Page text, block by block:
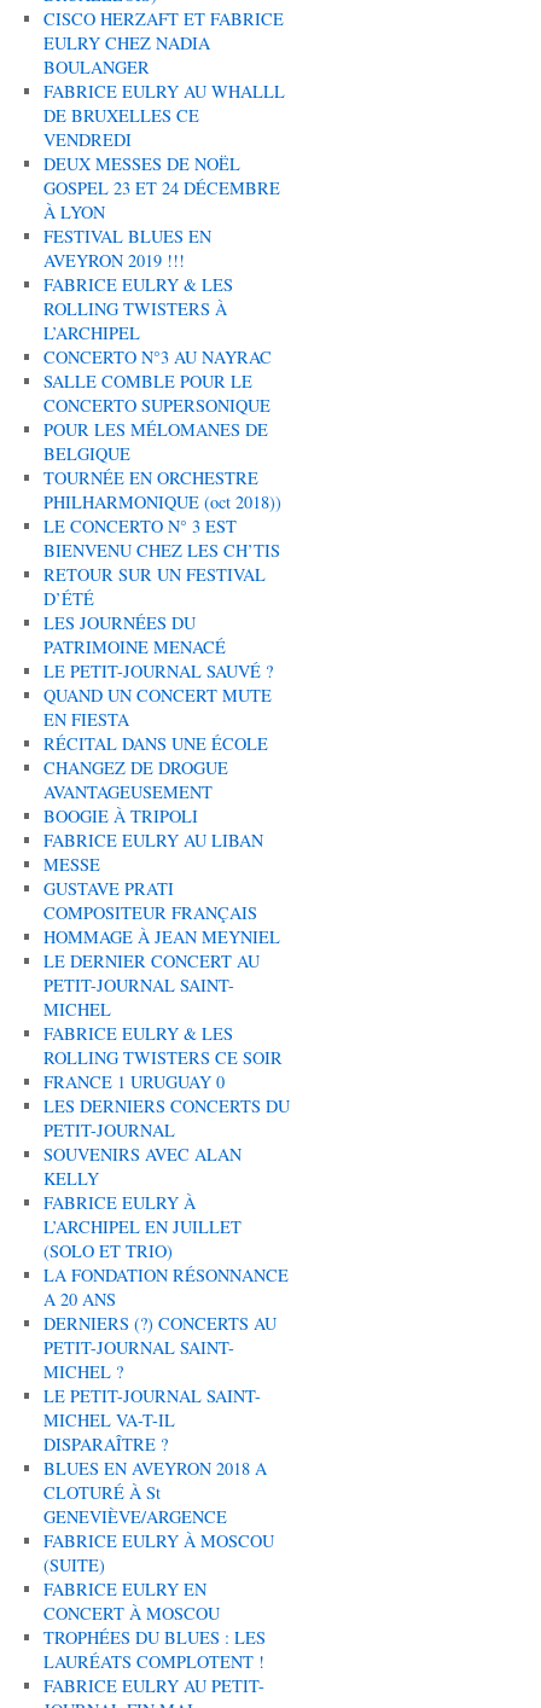
CISCO HERZAFT ET FABRICE
EULRY CHEZ NADIA
BOULANGER
FABRICE EULRY AU WHALLL
DE BRUXELLES CE
VENDREDI
DEUX MESSES DE NOËL
GOSPEL 23 ET 24 DÉCEMBRE
À LYON
FESTIVAL BLUES EN
AVEYRON 2019 !!!
FABRICE EULRY & LES
ROLLING TWISTERS À
L’ARCHIPEL
CONCERTO N°3 AU NAYRAC
SALLE COMBLE POUR LE
CONCERTO SUPERSONIQUE
POUR LES MÉLOMANES DE
BELGIQUE
TOURNÉE EN ORCHESTRE
PHILHARMONIQUE (oct 2018))
LE CONCERTO N° 3 EST
BIENVENU CHEZ LES CH’TIS
RETOUR SUR UN FESTIVAL
D’ÉTÉ
LES JOURNÉES DU
PATRIMOINE MENACÉ
LE PETIT-JOURNAL SAUVÉ ?
QUAND UN CONCERT MUTE
EN FIESTA
RÉCITAL DANS UNE ÉCOLE
CHANGEZ DE DROGUE
AVANTAGEUSEMENT
BOOGIE À TRIPOLI
FABRICE EULRY AU LIBAN
MESSE
GUSTAVE PRATI
COMPOSITEUR FRANÇAIS
HOMMAGE À JEAN MEYNIEL
LE DERNIER CONCERT AU
PETIT-JOURNAL SAINT-
MICHEL
FABRICE EULRY & LES
ROLLING TWISTERS CE SOIR
FRANCE 1 URUGUAY 0
LES DERNIERS CONCERTS DU
PETIT-JOURNAL
SOUVENIRS AVEC ALAN
KELLY
FABRICE EULRY À
L’ARCHIPEL EN JUILLET
(SOLO ET TRIO)
LA FONDATION RÉSONNANCE
A 20 ANS
DERNIERS (?) CONCERTS AU
PETIT-JOURNAL SAINT-
MICHEL ?
LE PETIT-JOURNAL SAINT-
MICHEL VA-T-IL
DISPARAÎTRE ?
BLUES EN AVEYRON 2018 A
CLOTURÉ À St
GENEVIÈVE/ARGENCE
FABRICE EULRY À MOSCOU
(SUITE)
FABRICE EULRY EN
CONCERT À MOSCOU
TROPHÉES DU BLUES : LES
LAURÉATS COMPLOTENT !
FABRICE EULRY AU PETIT-